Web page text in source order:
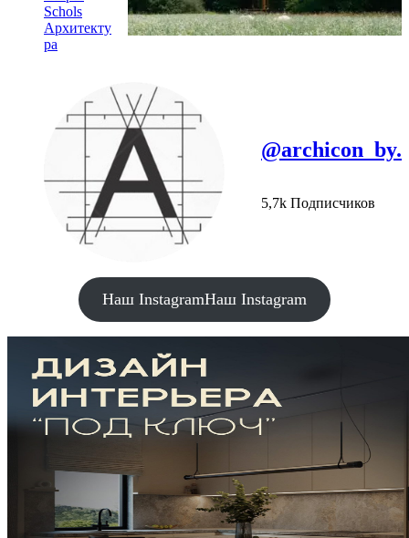
Schols
Архитекту
ра
@archicon_by.
5,7k Подписчиков
Наш InstagramНаш Instagram